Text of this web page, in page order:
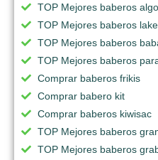
TOP Mejores baberos
TOP Mejores baberos
TOP Mejores baberos
TOP Mejores baberos
Comprar baberos frikis
Comprar babero kit
Comprar baberos kiwisac
TOP Mejores baberos
TOP Mejores baberos